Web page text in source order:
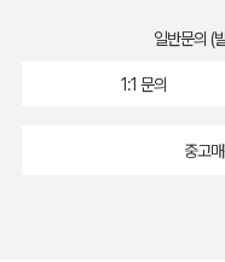
일반문의 (
1:1 문의
중고